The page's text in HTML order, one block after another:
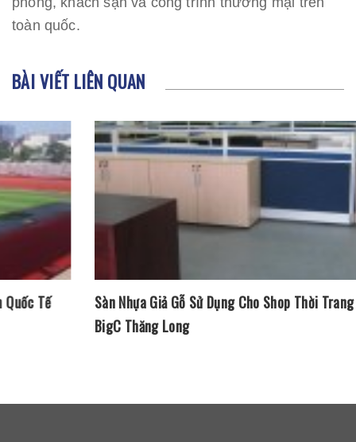
toàn quốc.
BÀI VIẾT LIÊN QUAN
Sàn Nhựa Giả Gỗ Sử Dụng Cho Shop Thời Trang PERTOLI –
BigC Thăng Long